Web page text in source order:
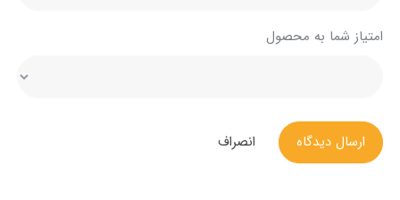
امتیاز شما به محصول
ارسال دیدگاه انصراف